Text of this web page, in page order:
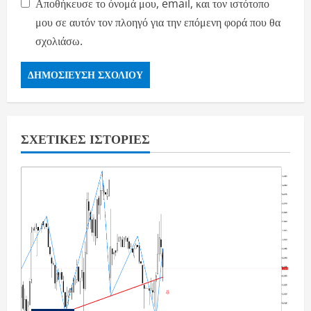
Αποθήκευσε το όνομά μου, email, και τον ιστότοπο
μου σε αυτόν τον πλοηγό για την επόμενη φορά που θα
σχολιάσω.
ΣΧΕΤΙΚΈΣ ΙΣΤΟΡΊΕΣ